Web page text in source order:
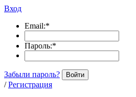
Вход
Email:*
Пароль:*
Забыли пароль? Войти
/ Регистрация